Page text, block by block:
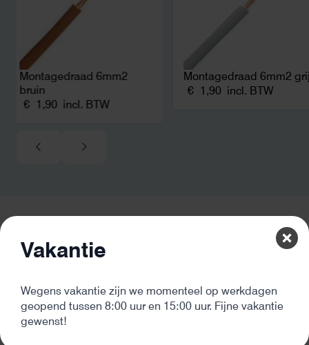
Montagedraad 6mm2
bruin
€ 1,90 incl. BTW
Montagedraad 6mm2
€ 1,90 incl. BTW
Eerlijk en deskundig advies
Onze producten komen van de beste leveranciers en hebben
Vakantie
Wegens vakantie zijn we momenteel op werkdagen
geopend tussen 8:00 uur en 15:00 uur. Fijne vakantie
gewenst!